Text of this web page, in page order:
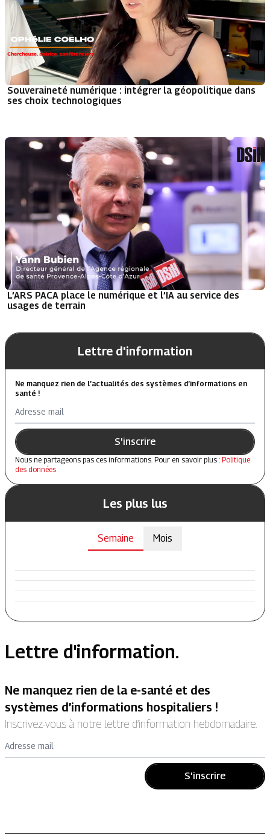
Souveraineté numérique : intégrer la géopolitique dans
ses choix technologiques
L’ARS PACA place le numérique et l’IA au service des
usages de terrain
Lettre d'information
Ne manquez rien de l’actualités des systèmes d’informations en
santé !
Adresse mail
S'inscrire
Nous ne partageons pas ces informations. Pour en savoir plus : Politique
des données
Les plus lus
Semaine Mois
Lettre d'information.
Ne manquez rien de la e-santé et des
systèmes d’informations hospitaliers !
Inscrivez-vous à notre lettre d’information hebdomadaire.
Adresse mail
S'inscrire